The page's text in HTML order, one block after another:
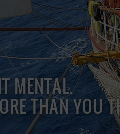
MENTAL.
THAN YOU